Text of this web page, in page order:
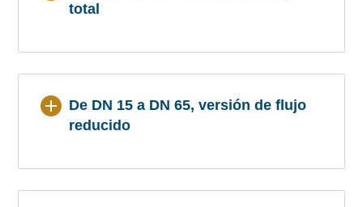
total
De DN 15 a DN 65, versión de flujo
reducido